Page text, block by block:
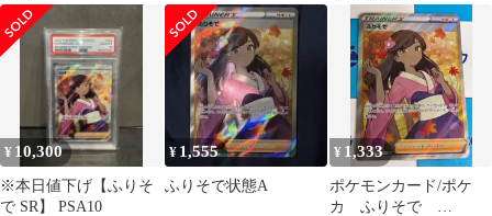
¥ 10,300
※本日値下げ【ふりそ
で SR】 PSA10
¥ 1,555
ふりそで状態A
¥ 1,333
ポケモンカード/ポケ
カ ふりそで